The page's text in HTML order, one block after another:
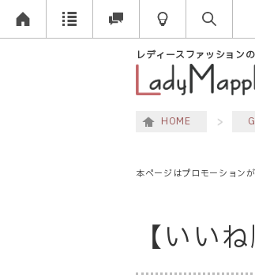
レディースファッション
HOME
本ページはプロモーションが
【いい